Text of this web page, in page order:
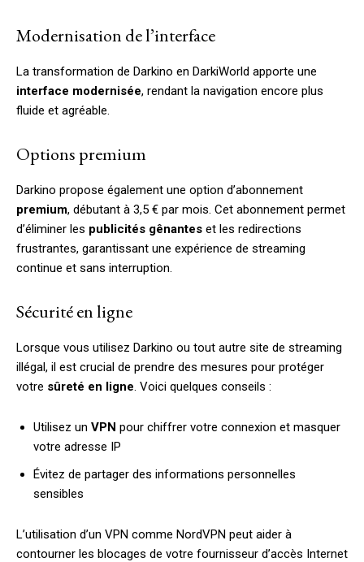
Modernisation de l’interface
La transformation de Darkino en DarkiWorld apporte une
interface modernisée, rendant la navigation encore plus
fluide et agréable.
Options premium
Darkino propose également une option d’abonnement
premium, débutant à 3,5 € par mois. Cet abonnement permet
d’éliminer les publicités gênantes et les redirections
frustrantes, garantissant une expérience de streaming
continue et sans interruption.
Sécurité en ligne
Lorsque vous utilisez Darkino ou tout autre site de streaming
illégal, il est crucial de prendre des mesures pour protéger
votre sûreté en ligne . Voici quelques conseils :
Utilisez un VPN pour chiffrer votre connexion et masquer
votre adresse IP
Évitez de partager des informations personnelles
sensibles
L’utilisation d’un VPN comme NordVPN peut aider à
contourner les blocages de votre fournisseur d’accès Internet